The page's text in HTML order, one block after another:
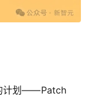
计划——Patch